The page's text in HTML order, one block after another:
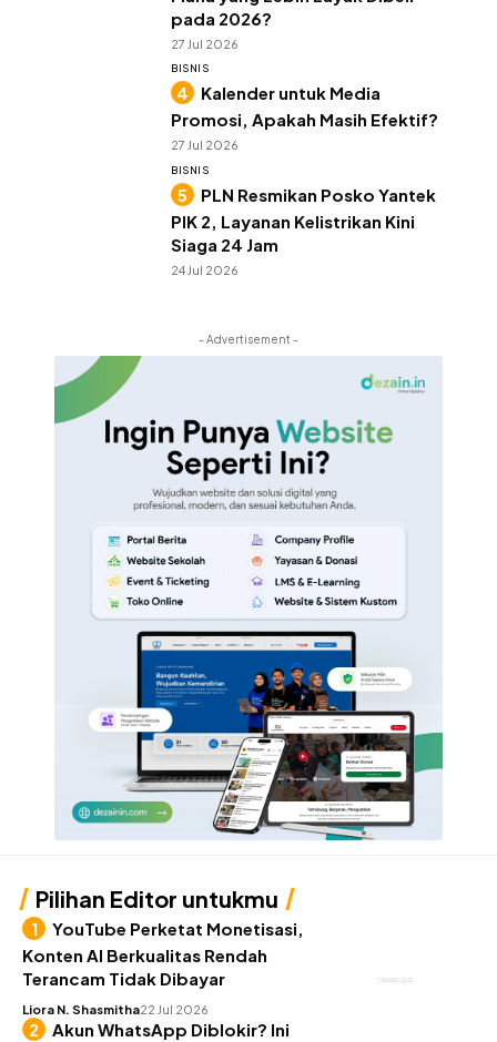
pada 2026?
27 Jul 2026
BISNIS
Kalender untuk Media
Promosi, Apakah Masih Efektif?
27 Jul 2026
BISNIS
PLN Resmikan Posko Yantek
PIK 2, Layanan Kelistrikan Kini
Siaga 24 Jam
24 Jul 2026
- Advertisement -
Pilihan Editor untukmu
TEKNOLOGI
YouTube Perketat Monetisasi,
Konten AI Berkualitas Rendah
Terancam Tidak Dibayar
Liora N. Shasmitha22 Jul 2026
Akun WhatsApp Diblokir? Ini